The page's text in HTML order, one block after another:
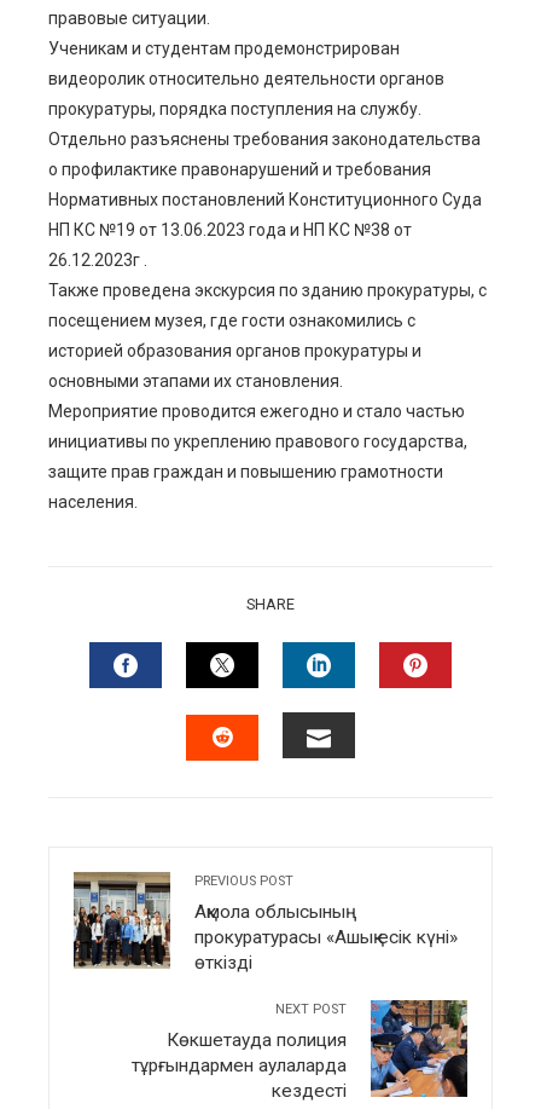
правовые ситуации.
Ученикам и студентам продемонстрирован
видеоролик относительно деятельности органов
прокуратуры, порядка поступления на службу.
Отдельно разъяснены требования законодательства
о профилактике правонарушений и требования
Нормативных постановлений Конституционного Суда
НП КС №19 от 13.06.2023 года и НП КС №38 от
26.12.2023г .
Также проведена экскурсия по зданию прокуратуры, с
посещением музея, где гости ознакомились с
историей образования органов прокуратуры и
основными этапами их становления.
Мероприятие проводится ежегодно и стало частью
инициативы по укреплению правового государства,
защите прав граждан и повышению грамотности
населения.
SHARE
FACEBOOKTWITTERLINKEDIN
PREVIOUS POST
Ақмола облысының
прокуратурасы «Ашық есік күні»
өткізді
NEXT POST
Көкшетауда полиция
тұрғындармен аулаларда
кездесті